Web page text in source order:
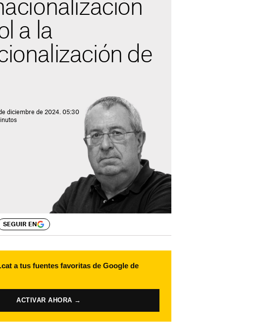
a la
de
diciembre de 2024. 05:30
SEGUIR EN
a tus fuentes favoritas de Google de
ACTIVAR AHORA →